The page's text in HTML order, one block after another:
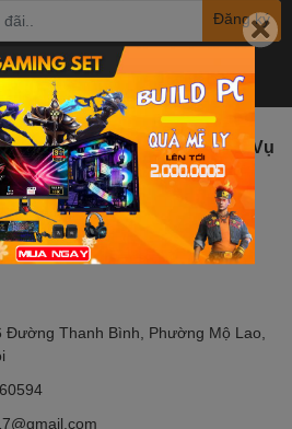
Đăng ký
Phát Triển Thương Mại Dịch Vụ
Đường Thanh Bình, Phường Mộ Lao,